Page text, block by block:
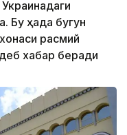
Бу ҳақда бугун
расмий
хабар беради